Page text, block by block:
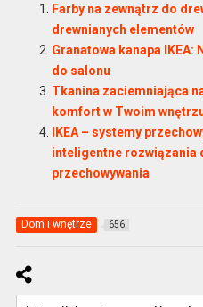
Farby na zewnątrz do
drewnianych elementów
Granatowa kanapa
do salonu
Tkanina zaciemniająca
komfort w Twoim
IKEA – systemy
inteligentne rozwiązania
przechowywania
Dom i wnętrze 656